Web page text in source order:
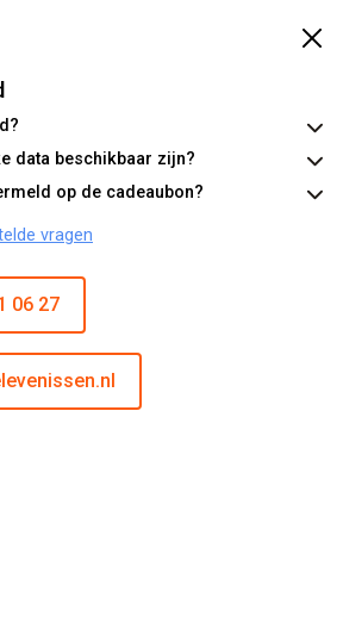
data beschikbaar zijn?
op de cadeaubon?
vragen
06 27